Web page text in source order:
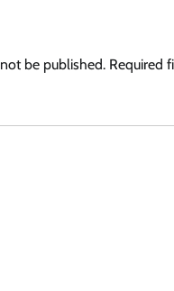
be published. Required